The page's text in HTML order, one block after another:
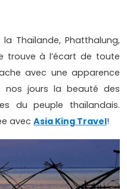
Thaïlande, Phatthalung,
trouve à l’écart de toute
avec une apparence
nos jours la beauté des
du peuple thaïlandais.
avec Asia King Travel!